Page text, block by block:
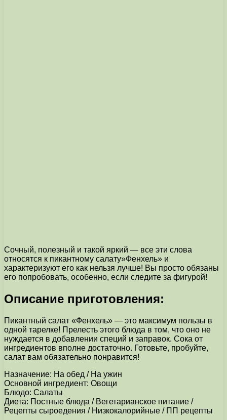
Сочный, полезный и такой яркий — все эти слова
относятся к пикантному салату»Фенхель» и
характеризуют его как нельзя лучше! Вы просто обязаны
его попробовать, особенно, если следите за фигурой!
Описание приготовления:
Пикантный салат «Фенхель» — это максимум пользы в
одной тарелке! Прелесть этого блюда в том, что оно не
нуждается в добавлении специй и заправок. Сока от
ингредиентов вполне достаточно. Готовьте, пробуйте,
салат вам обязательно понравится!
Назначение: На обед / На ужин
Основной ингредиент: Овощи
Блюдо: Салаты
Диета: Постные блюда / Вегетарианское питание /
Рецепты сыроедения / Низкокалорийные / ПП рецепты